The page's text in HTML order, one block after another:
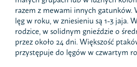
razem z mewami innych gatunków.
lęg w roku, w zniesieniu są 1-3 jaja.
rodzice, w solidnym gnieździe o
przez około 24 dni. Większość
przystępuje do lęgów w czwartym